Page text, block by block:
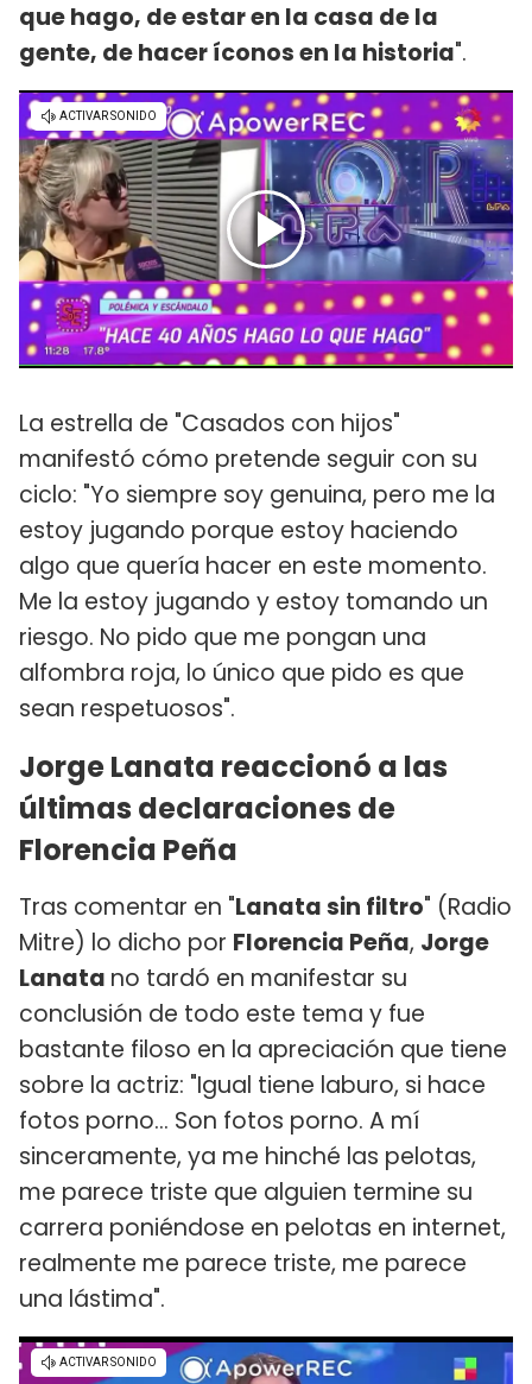
que hago, de estar en la casa de la
gente, de hacer íconos en la historia".
La estrella de "Casados con hijos"
manifestó cómo pretende seguir con su
ciclo: "Yo siempre soy genuina, pero me la
estoy jugando porque estoy haciendo
algo que quería hacer en este momento.
Me la estoy jugando y estoy tomando un
riesgo. No pido que me pongan una
alfombra roja, lo único que pido es que
sean respetuosos".
Jorge Lanata reaccionó a las
últimas declaraciones de
Florencia Peña
Tras comentar en "Lanata sin filtro" (Radio
Mitre) lo dicho por Florencia Peña, Jorge
Lanata no tardó en manifestar su
conclusión de todo este tema y fue
bastante filoso en la apreciación que tiene
sobre la actriz: "Igual tiene laburo, si hace
fotos porno... Son fotos porno. A mí
sinceramente, ya me hinché las pelotas,
me parece triste que alguien termine su
carrera poniéndose en pelotas en internet,
realmente me parece triste, me parece
una lástima".